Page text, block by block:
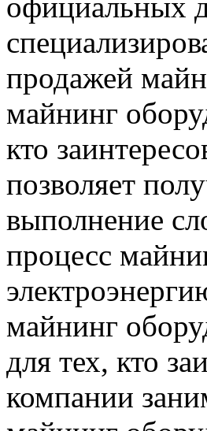
официальных
продажей
майнинг
кто
позволяет
выполнение
процесс
майнинг
для тех, кто
компании